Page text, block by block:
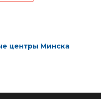
центры Минска